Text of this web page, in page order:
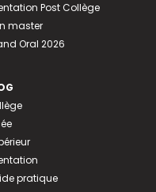
Post Collège
master
Oral 2026
pratique